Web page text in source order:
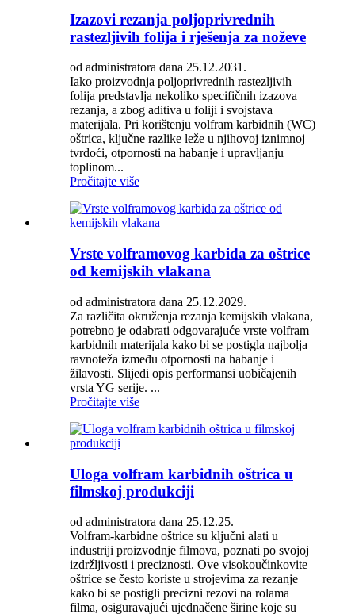
Izazovi rezanja poljoprivrednih
rastezljivih folija i rješenja za noževe
od administratora dana 25.12.2031.
Iako proizvodnja poljoprivrednih rastezljivih
folija predstavlja nekoliko specifičnih izazova
rezanja, a zbog aditiva u foliji i svojstava
materijala. Pri korištenju volfram karbidnih (WC)
oštrica, ključne razlike leže u njihovoj iznimnoj
tvrdoći, otpornosti na habanje i upravljanju
toplinom...
Pročitajte više
Vrste volframovog karbida za oštrice
od kemijskih vlakana
od administratora dana 25.12.2029.
Za različita okruženja rezanja kemijskih vlakana,
potrebno je odabrati odgovarajuće vrste volfram
karbidnih materijala kako bi se postigla najbolja
ravnoteža između otpornosti na habanje i
žilavosti. Slijedi opis performansi uobičajenih
vrsta YG serije. ...
Pročitajte više
Uloga volfram karbidnih oštrica u
filmskoj produkciji
od administratora dana 25.12.25.
Volfram-karbidne oštrice su ključni alati u
industriji proizvodnje filmova, poznati po svojoj
izdržljivosti i preciznosti. Ove visokoučinkovite
oštrice se često koriste u strojevima za rezanje
kako bi se postigli precizni rezovi na rolama
filma, osiguravajući ujednačene širine koje su